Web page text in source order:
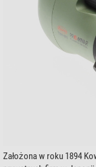
Założona w roku 1894